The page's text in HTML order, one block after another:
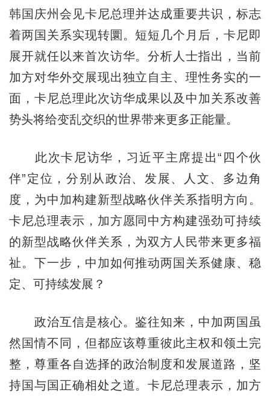
韩国庆州会见卡尼总理并达成重要共识，标志
着两国关系实现转圜。短短几个月后，卡尼即
展开就任以来首次访华。分析人士指出，当前
加方对华外交展现出独立自主、理性务实的一
面，卡尼总理此次访华成果以及中加关系改善
势头将给变乱交织的世界带来更多正能量。
此次卡尼访华，习近平主席提出“四个伙
伴”定位，分别从政治、发展、人文、多边角
度，为中加构建新型战略伙伴关系指明方向。
卡尼总理表示，加方愿同中方构建强劲可持续
的新型战略伙伴关系，为双方人民带来更多福
祉。下一步，中加如何推动两国关系健康、稳
定、可持续发展？
政治互信是核心。鉴往知来，中加两国虽
然国情不同，但都应该尊重彼此主权和领土完
整，尊重各自选择的政治制度和发展道路，坚
持国与国正确相处之道。卡尼总理表示，加方